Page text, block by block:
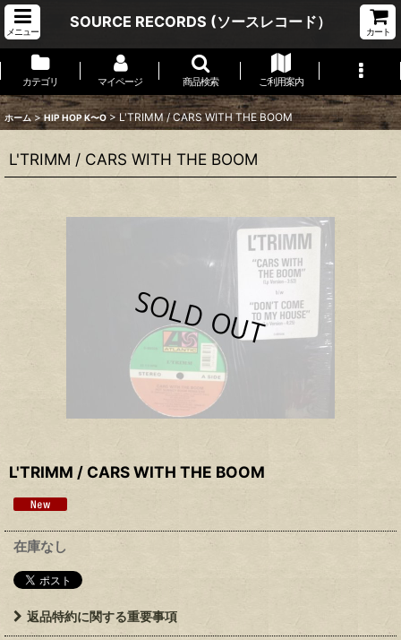
メニュー
SOURCE RECORDS (ソースレコード）
カート
カテゴリ マイページ 商品検索 ご利用案内
ホーム > HIP HOP K〜O > L'TRIMM / CARS WITH THE BOOM
L'TRIMM / CARS WITH THE BOOM
L'TRIMM / CARS WITH THE BOOM
在庫なし
返品特約に関する重要事項